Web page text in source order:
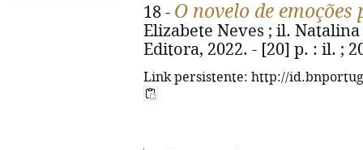
18 - O novelo de
Elizabete Neves ; il. Natalina
Editora, 2022. - [20] p. : il. ;
Link persistente: http://